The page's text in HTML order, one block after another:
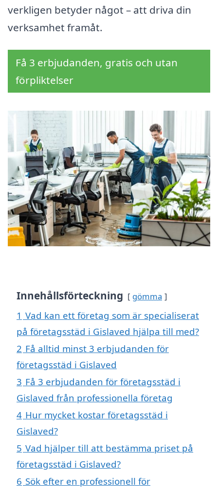
verkligen betyder något – att driva din
verksamhet framåt.
Få 3 erbjudanden, gratis och utan
förpliktelser
Innehållsförteckning gömma
1 Vad kan ett företag som är specialiserat
på företagsstäd i Gislaved hjälpa till med?
2 Få alltid minst 3 erbjudanden för
företagsstäd i Gislaved
3 Få 3 erbjudanden för företagsstäd i
Gislaved från professionella företag
4 Hur mycket kostar företagsstäd i
Gislaved?
5 Vad hjälper till att bestämma priset på
företagsstäd i Gislaved?
6 Sök efter en professionell för